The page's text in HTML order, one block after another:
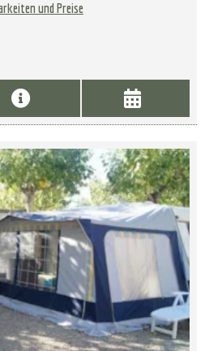
und Preise